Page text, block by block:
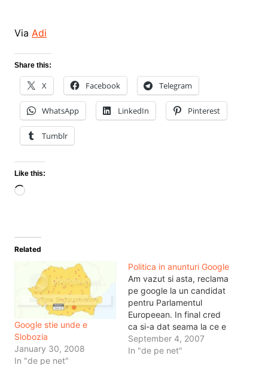
Via Adi
Share this:
X Facebook Telegram
WhatsApp LinkedIn Pinterest
Tumblr
Like this:
Loading…
Related
Google stie unde e
Slobozia
January 30, 2008
In "de pe net"
Politica in anunturi Google
Am vazut si asta, reclama
pe google la un candidat
pentru Parlamentul
Europeean. In final cred
ca si-a dat seama la ce e
bun Google. Si-a targetat
reclama pe cuvintele
September 4, 2007
In "de pe net"